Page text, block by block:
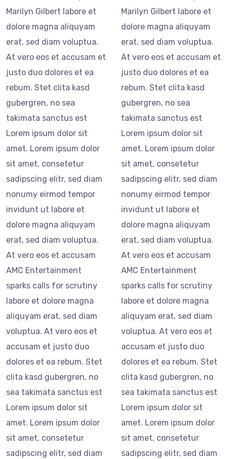
Marilyn Gilbert labore et
dolore magna aliquyam
erat, sed diam voluptua.
At vero eos et accusam et
justo duo dolores et ea
rebum. Stet clita kasd
gubergren, no sea
takimata sanctus est
Lorem ipsum dolor sit
amet. Lorem ipsum dolor
sit amet, consetetur
sadipscing elitr, sed diam
nonumy eirmod tempor
invidunt ut labore et
dolore magna aliquyam
erat, sed diam voluptua.
At vero eos et accusam
AMC Entertainment
sparks calls for scrutiny
labore et dolore magna
aliquyam erat, sed diam
voluptua. At vero eos et
accusam et justo duo
dolores et ea rebum. Stet
clita kasd gubergren, no
sea takimata sanctus est
Lorem ipsum dolor sit
amet. Lorem ipsum dolor
sit amet, consetetur
sadipscing elitr, sed diam
Marilyn Gilbert labore et
dolore magna aliquyam
erat, sed diam voluptua.
At vero eos et accusam et
justo duo dolores et ea
rebum. Stet clita kasd
gubergren, no sea
takimata sanctus est
Lorem ipsum dolor sit
amet. Lorem ipsum dolor
sit amet, consetetur
sadipscing elitr, sed diam
nonumy eirmod tempor
invidunt ut labore et
dolore magna aliquyam
erat, sed diam voluptua.
At vero eos et accusam
AMC Entertainment
sparks calls for scrutiny
labore et dolore magna
aliquyam erat, sed diam
voluptua. At vero eos et
accusam et justo duo
dolores et ea rebum. Stet
clita kasd gubergren, no
sea takimata sanctus est
Lorem ipsum dolor sit
amet. Lorem ipsum dolor
sit amet, consetetur
sadipscing elitr, sed diam